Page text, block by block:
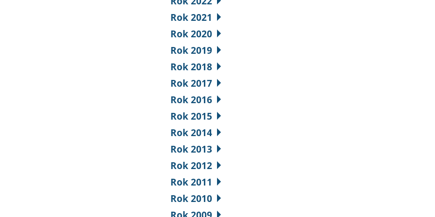
Rok 2021
Rok 2020
Rok 2019
Rok 2018
Rok 2017
Rok 2016
Rok 2015
Rok 2014
Rok 2013
Rok 2012
Rok 2011
Rok 2010